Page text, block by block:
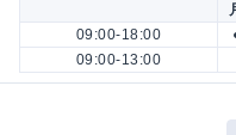
09:00-18:00
09:00-13:00